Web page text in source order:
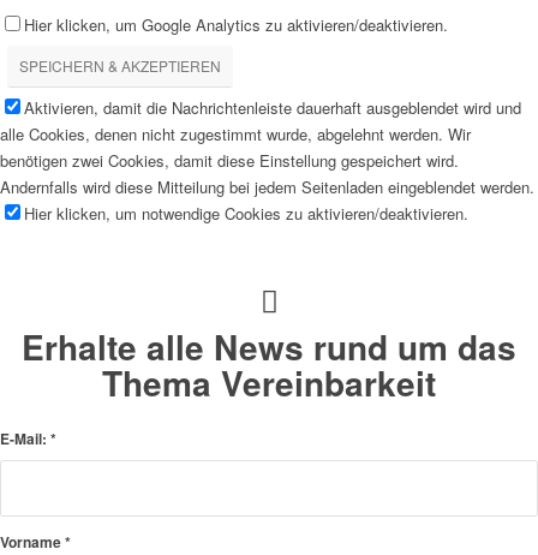
Hier klicken, um Google Analytics zu aktivieren/deaktivieren.
SPEICHERN & AKZEPTIEREN
Aktivieren, damit die Nachrichtenleiste dauerhaft ausgeblendet wird und
alle Cookies, denen nicht zugestimmt wurde, abgelehnt werden. Wir
benötigen zwei Cookies, damit diese Einstellung gespeichert wird.
Andernfalls wird diese Mitteilung bei jedem Seitenladen eingeblendet werden.
Hier klicken, um notwendige Cookies zu aktivieren/deaktivieren.
Erhalte alle News rund um das
Thema Vereinbarkeit
E-Mail: *
Vorname*